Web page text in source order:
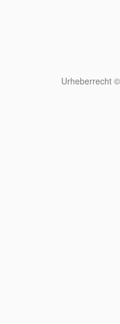
Urheberrecht ©